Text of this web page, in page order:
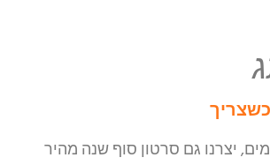
יצרנו גם סרטון סוף שנה מהיר